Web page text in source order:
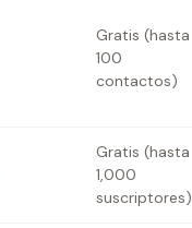
Gratis (hasta
100
contactos)
Gratis (hasta
1,000
suscriptores)